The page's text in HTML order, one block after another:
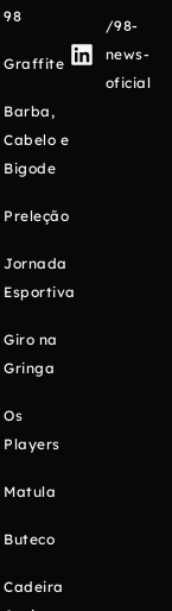
98
Graffite
Barba,
Cabelo e
Bigode
Preleção
Jornada
Esportiva
Giro na
Gringa
Os
Players
Matula
Buteco
Cadeira
/98-
news-
oficial